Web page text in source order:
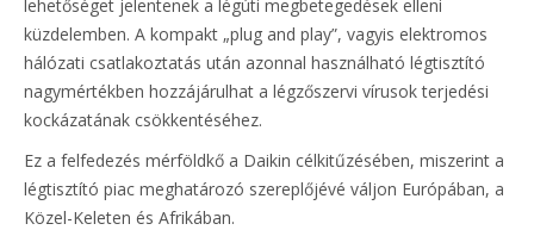
lehetőséget jelentenek a légúti megbetegedések elleni
küzdelemben. A kompakt „plug and play”, vagyis elektromos
hálózati csatlakoztatás után azonnal használható légtisztító
nagymértékben hozzájárulhat a légzőszervi vírusok terjedési
kockázatának csökkentéséhez.
Ez a felfedezés mérföldkő a Daikin célkitűzésében, miszerint a
légtisztító piac meghatározó szereplőjévé váljon Európában, a
Közel-Keleten és Afrikában.